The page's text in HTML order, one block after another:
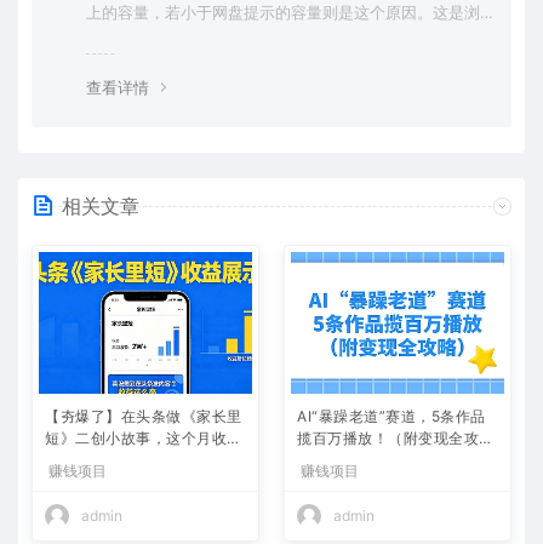
上的容量，若小于网盘提示的容量则是这个原因。这是浏
查看详情
相关文章
【夯爆了】在头条做《家长里
短》二创小故事，这个月收益
2w+
赚钱项目
admin
AI“暴躁老道”赛道，5条作品
揽百万播放！（附变现全攻
略）
赚钱项目
admin